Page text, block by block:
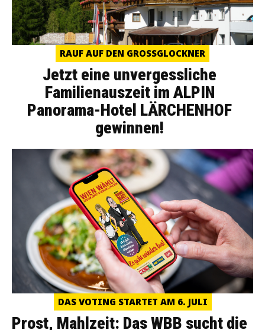
RAUF AUF DEN GROSSGLOCKNER
Jetzt eine unvergessliche
Familienauszeit im ALPIN
Panorama-Hotel LÄRCHENHOF
gewinnen!
DAS VOTING STARTET AM 6. JULI
Prost, Mahlzeit: Das WBB sucht die